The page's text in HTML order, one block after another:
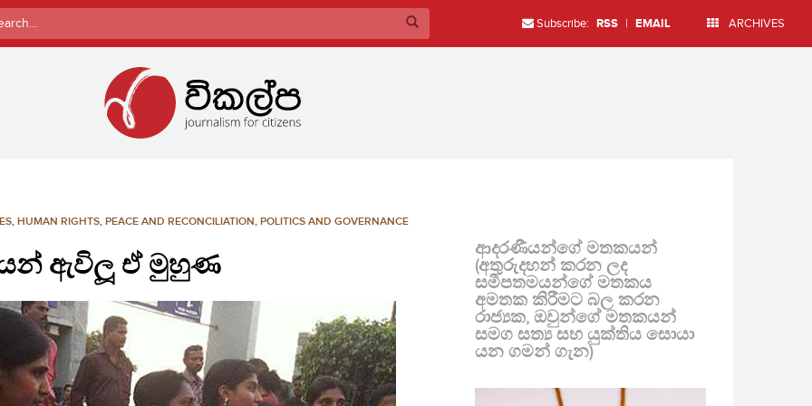
Subscribe: RSS | EMAIL ARCHIVES
, HUMAN RIGHTS, PEACE AND RECONCILIATION, POLITICS AND GOVERNANCE
ඇවිලූ ඒ මුහුණ
ආදරණීයන්ගේ මතකයන්
(අතුරුදහන් කරන ලද
සමීපතමයන්ගේ මතකය
අමතක කිරීමට බල කරන
රාජ්‍යක, ඔවුන්ගේ මතකයන්
සමග සත්‍ය සහ යුක්තිය සොයා
යන ගමන් ගැන)